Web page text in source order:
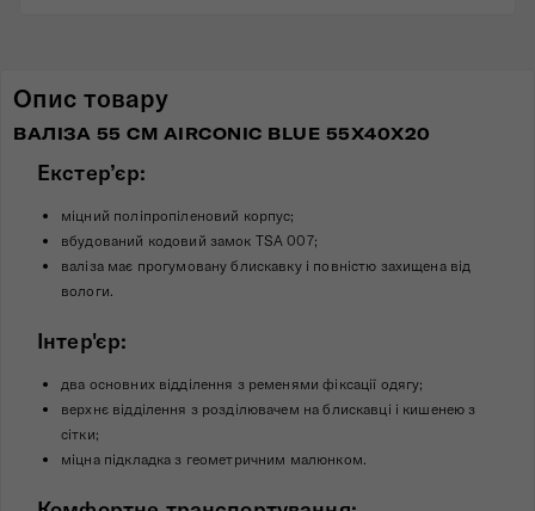
Опис товару
ВАЛІЗА 55 СМ AIRCONIC BLUE 55X40X20
Екстер’єр:
міцний поліпропіленовий корпус;
вбудований кодовий замок TSA 007;
валіза має прогумовану блискавку і повністю захищена від
вологи.
Інтер'єр:
два основних відділення з ременями фіксації одягу;
верхнє відділення з розділювачем на блискавці і кишенею з
сітки;
міцна підкладка з геометричним малюнком.